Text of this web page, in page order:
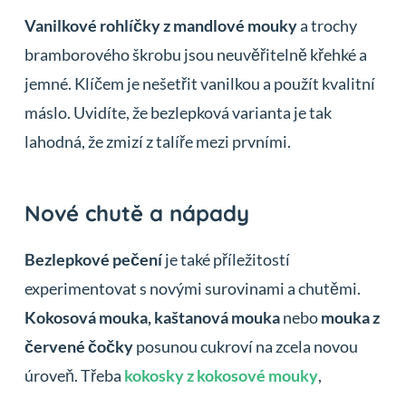
Vanilkové rohlíčky z mandlové moukya trochy
bramborového škrobu jsou neuvěřitelně křehké a
jemné. Klíčem je nešetřit vanilkou a použít kvalitní
máslo. Uvidíte, že bezlepková varianta je tak
lahodná, že zmizí z talíře mezi prvními.
Nové chutě a nápady
Bezlepkové pečeníje také příležitostí
experimentovat s novými surovinami a chutěmi.
Kokosová mouka, kaštanová moukanebomouka z
červené čočkyposunou cukroví na zcela novou
úroveň. Třeba kokosky z kokosové mouky,